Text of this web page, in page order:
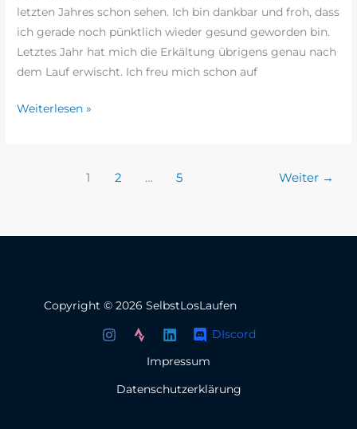
letzten Jahres schon sehen. Ich bin dankbar und froh, dass
ich gerade noch pünktlich wieder gesund geworden bin.
Letztes Jahr hat mich die Erkältung übrigens genau nach
dem Lauf erwischt. Ich freu mich schon auf
Weiterlesen »
1 2 … 5 Weiter →
Copyright © 2026 SelbstLosLaufen
DIscord
Impressum
Datenschutzerklärung